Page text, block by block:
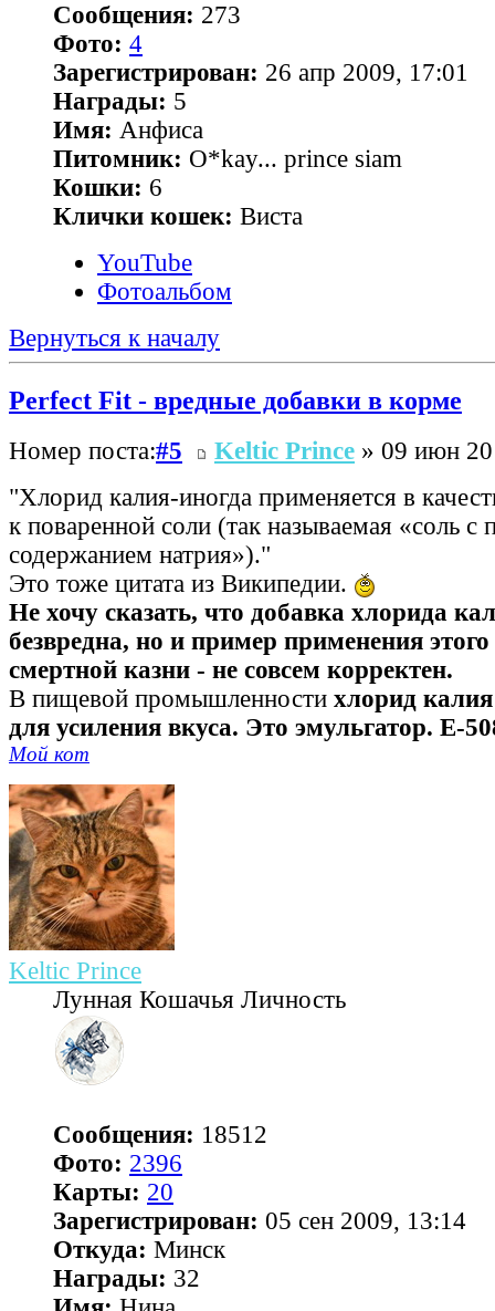
Сообщения: 273
Фото: 4
Зарегистрирован: 26 апр 2009, 17:01
Награды: 5
Имя: Анфиса
Питомник: O*kay... prince siam
Кошки: 6
Клички кошек: Виста
YouTube
Фотоальбом
Вернуться к началу
Perfect Fit - вредные добавки в корме
Номер поста:#5 Keltic Prince » 09 июн
"Хлорид калия-иногда применяется в
к поваренной соли (так называемая «соль
содержанием натрия»)."
Это тоже цитата из Википедии.
Не хочу сказать, что добавка хлорида
безвредна, но и пример применения
смертной казни - не совсем корректен.
В пищевой промышленности хлорид калия
для усиления вкуса. Это эмульгатор. Е-
Мой кот
Keltic Prince
Лунная Кошачья Личность
Сообщения: 18512
Фото: 2396
Карты: 20
Зарегистрирован: 05 сен 2009, 13:14
Откуда: Минск
Награды: 32